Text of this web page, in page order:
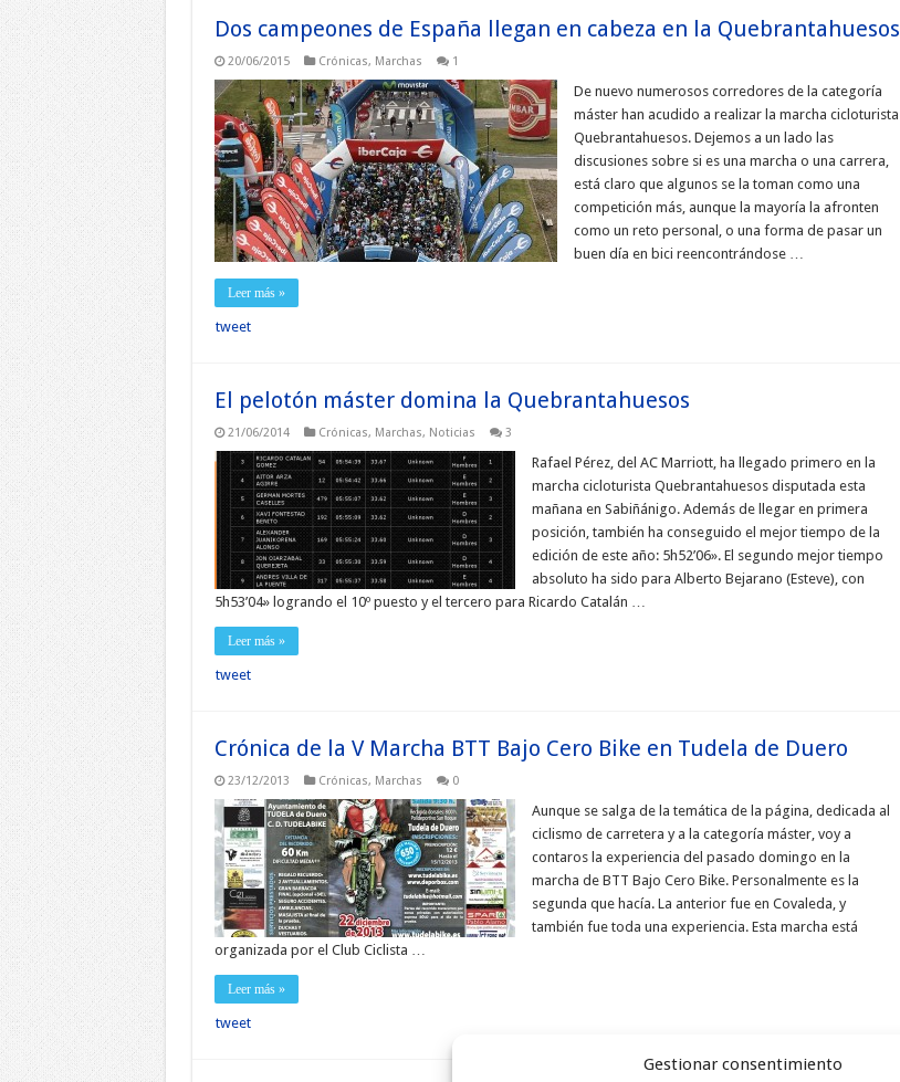
Gestionar consentimiento
Dos campeones de España llegan en cabeza en la Quebrantahuesos
20/06/2015 Crónicas, Marchas 1
De nuevo numerosos corredores de la categoría
máster han acudido a realizar la marcha cicloturista
Quebrantahuesos. Dejemos a un lado las
discusiones sobre si es una marcha o una carrera,
está claro que algunos se la toman como una
competición más, aunque la mayoría la afronten
como un reto personal, o una forma de pasar un
buen día en bici reencontrándose …
Leer más »
tweet
El pelotón máster domina la Quebrantahuesos
21/06/2014 Crónicas, Marchas, Noticias 3
Rafael Pérez, del AC Marriott, ha llegado primero en la
marcha cicloturista Quebrantahuesos disputada esta
mañana en Sabiñánigo. Además de llegar en primera
posición, también ha conseguido el mejor tiempo de la
edición de este año: 5h52’06». El segundo mejor tiempo
absoluto ha sido para Alberto Bejarano (Esteve), con
5h53’04» logrando el 10º puesto y el tercero para Ricardo Catalán …
Leer más »
tweet
Crónica de la V Marcha BTT Bajo Cero Bike en Tudela de Duero
23/12/2013 Crónicas, Marchas 0
Aunque se salga de la temática de la página, dedicada al
ciclismo de carretera y a la categoría máster, voy a
contaros la experiencia del pasado domingo en la
marcha de BTT Bajo Cero Bike. Personalmente es la
segunda que hacía. La anterior fue en Covaleda, y
también fue toda una experiencia. Esta marcha está
organizada por el Club Ciclista …
Leer más »
tweet